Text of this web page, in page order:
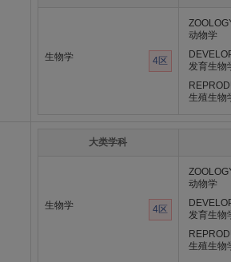
生物学 4区
动物学
发育生物
生殖生物
大类学科
生物学 4区
动物学
发育生物
生殖生物